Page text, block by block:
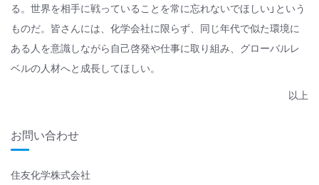
る。世界を相手に戦っていることを常に忘れないでほしい」という
ものだ。皆さんには、化学会社に限らず、同じ年代で似た環境に
ある人を意識しながら自己啓発や仕事に取り組み、グローバルレ
ベルの人材へと成長してほしい。
以上
お問い合わせ
住友化学株式会社